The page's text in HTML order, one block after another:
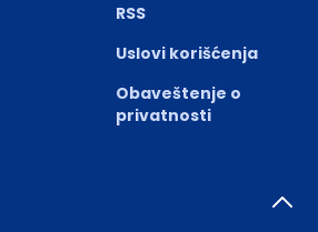
RSS
Uslovi korišćenja
Obaveštenje o
privatnosti